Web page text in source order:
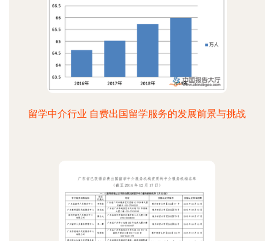
留学中介行业 自费出国留学服务的发展前景与挑战